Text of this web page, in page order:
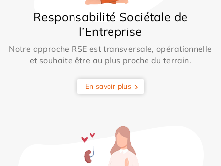
Responsabilité Sociétale de
l’Entreprise
Notre approche RSE est transversale, opérationnelle
et souhaite être au plus proche du terrain.
En savoir plus